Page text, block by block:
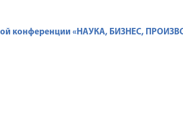
конференции «НАУКА, БИЗНЕС,